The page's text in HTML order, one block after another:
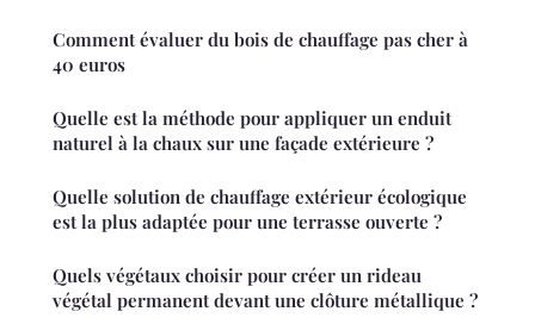
Comment évaluer du bois de chauffage pas cher à
40 euros
Quelle est la méthode pour appliquer un enduit
naturel à la chaux sur une façade extérieure ?
Quelle solution de chauffage extérieur écologique
est la plus adaptée pour une terrasse ouverte ?
Quels végétaux choisir pour créer un rideau
végétal permanent devant une clôture métallique ?